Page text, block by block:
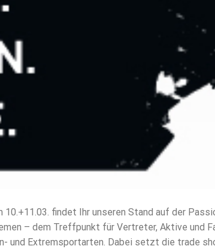
10.+11.03. findet Ihr unseren Stand auf der
– dem Treffpunkt für Vertreter, Aktive und
und Extremsportarten. Dabei setzt die trade